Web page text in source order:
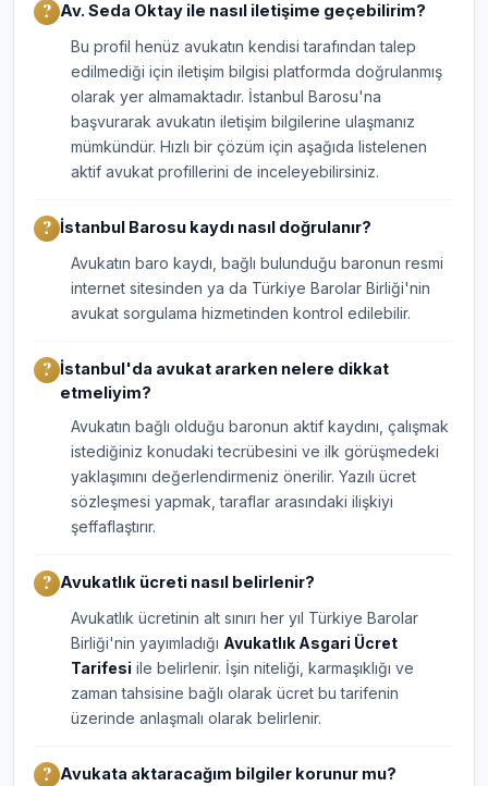
Av. Seda Oktay ile nasıl iletişime geçebilirim?
Bu profil henüz avukatın kendisi tarafından talep
edilmediği için iletişim bilgisi platformda doğrulanmış
olarak yer almamaktadır. İstanbul Barosu'na
başvurarak avukatın iletişim bilgilerine ulaşmanız
mümkündür. Hızlı bir çözüm için aşağıda listelenen
aktif avukat profillerini de inceleyebilirsiniz.
İstanbul Barosu kaydı nasıl doğrulanır?
Avukatın baro kaydı, bağlı bulunduğu baronun resmi
internet sitesinden ya da Türkiye Barolar Birliği'nin
avukat sorgulama hizmetinden kontrol edilebilir.
İstanbul'da avukat ararken nelere dikkat
etmeliyim?
Avukatın bağlı olduğu baronun aktif kaydını, çalışmak
istediğiniz konudaki tecrübesini ve ilk görüşmedeki
yaklaşımını değerlendirmeniz önerilir. Yazılı ücret
sözleşmesi yapmak, taraflar arasındaki ilişkiyi
şeffaflaştırır.
Avukatlık ücreti nasıl belirlenir?
Avukatlık ücretinin alt sınırı her yıl Türkiye Barolar
Birliği'nin yayımladığı Avukatlık Asgari Ücret
Tarifesi ile belirlenir. İşin niteliği, karmaşıklığı ve
zaman tahsisine bağlı olarak ücret bu tarifenin
üzerinde anlaşmalı olarak belirlenir.
Avukata aktaracağım bilgiler korunur mu?